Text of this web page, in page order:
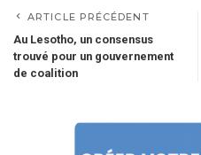
ARTICLE PRÉCÉDENT
Au Lesotho, un consensus
trouvé pour un gouvernement
de coalition